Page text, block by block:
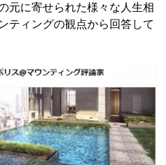
元に寄せられた様々な人生相
ティングの観点から回答して